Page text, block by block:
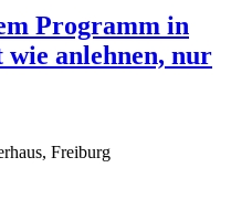
Programm in
anlehnen, nur
Freiburg